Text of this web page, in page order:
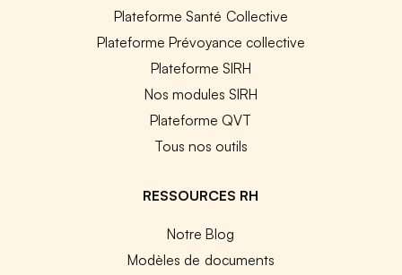
Plateforme Santé Collective
Plateforme Prévoyance collective
Plateforme SIRH
Nos modules SIRH
Plateforme QVT
Tous nos outils
RESSOURCES RH
Notre Blog
Modèles de documents